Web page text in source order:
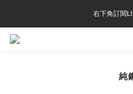
右下角訂閱
右下角訂閱
TS-2618 涼感短T 多版型選擇,涼感
純